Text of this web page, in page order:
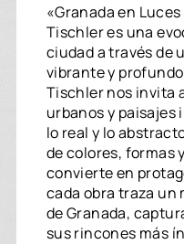
«Granada en
Tischler es una
ciudad a través de
vibrante y
Tischler nos invita
urbanos y
lo real y lo
de colores, formas
convierte en
cada obra traza un
de Granada,
sus rincones más